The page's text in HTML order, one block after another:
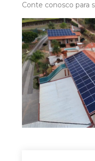
Conte conosco para